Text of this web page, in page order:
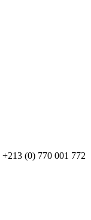
+213 (0) 770 001 772